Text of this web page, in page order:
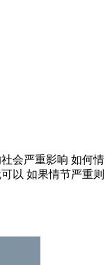
会严重影响 如何情
以 如果情节严重则